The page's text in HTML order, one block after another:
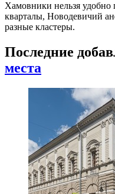
Хамовники нельзя
кварталы, Новодевичий
разные кластеры.
Последние
места